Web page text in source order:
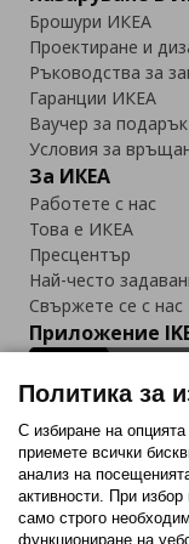
Брошури ИКЕА
Проектиране и
Ръководства за
Гаранции ИКЕА
Ваучер за
Условия за
За ИКЕА
Работете с нас
Това е ИКЕА
Пресцентър
Най-често
Свържете се с нас
Приложение
Последвайте
FacebookTwitter
Политика за
С избиране на
приемете всички
анализ на
активности. При
само строго
функциониране на